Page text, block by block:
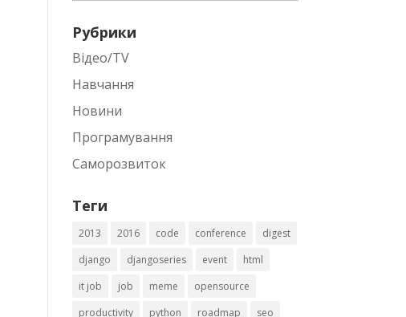
Рубрики
Відео/TV
Навчання
Новини
Програмування
Саморозвиток
Теги
2013 2016 code conference
digest
django
djangoseries event
html
it job
job meme
opensource
productivity
python roadmap seo